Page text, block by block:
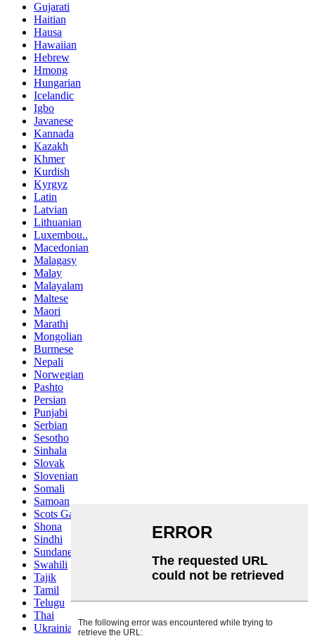
Gujarati
Haitian
Hausa
Hawaiian
Hebrew
Hmong
Hungarian
Icelandic
Igbo
Javanese
Kannada
Kazakh
Khmer
Kurdish
Kyrgyz
Latin
Latvian
Lithuanian
Luxembou..
Macedonian
Malagasy
Malay
Malayalam
Maltese
Maori
Marathi
Mongolian
Burmese
Nepali
Norwegian
Pashto
Persian
Punjabi
Serbian
Sesotho
Sinhala
Slovak
Slovenian
Somali
Samoan
Scots Gaelic
Shona
Sindhi
Sundanese
Swahili
Tajik
Tamil
Telugu
Thai
Ukrainian